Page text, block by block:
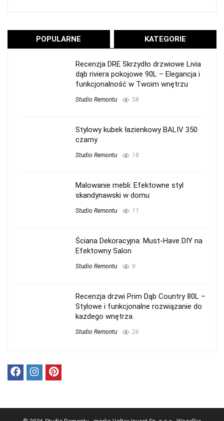
POPULARNE KATEGORIE
Recenzja DRE Skrzydło drzwiowe Livia
dąb riviera pokojowe 90L – Elegancja i
funkcjonalność w Twoim wnętrzu
Studio Remontu 58
Stylowy kubek łazienkowy BALIV 350
czarny
Studio Remontu 18
Malowanie mebli: Efektowne styl
skandynawski w domu
Studio Remontu 11
Ściana Dekoracyjna: Must-Have DIY na
Efektowny Salon
Studio Remontu 9
Recenzja drzwi Prim Dąb Country 80L –
Stylowe i funkcjonalne rozwiązanie do
każdego wnętrza
Studio Remontu 26